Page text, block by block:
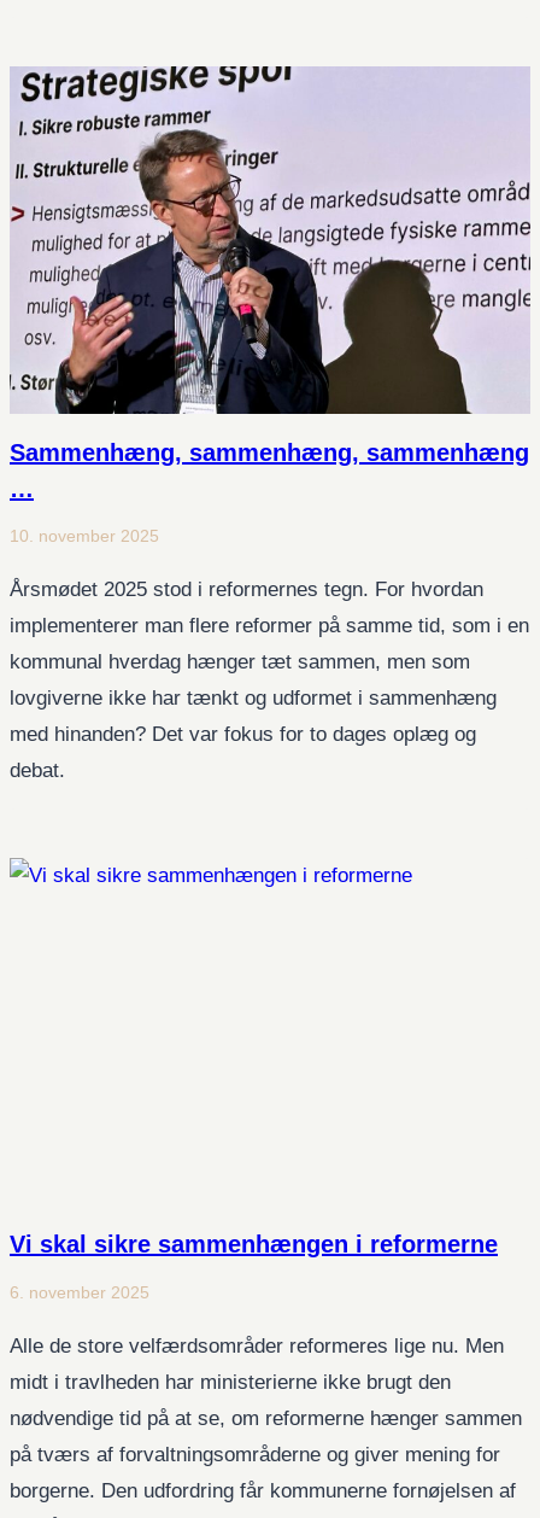
Sammenhæng, sammenhæng, sammenhæng
…
10. november 2025
Årsmødet 2025 stod i reformernes tegn. For hvordan
implementerer man flere reformer på samme tid, som i en
kommunal hverdag hænger tæt sammen, men som
lovgiverne ikke har tænkt og udformet i sammenhæng
med hinanden? Det var fokus for to dages oplæg og
debat.
Vi skal sikre sammenhængen i reformerne
6. november 2025
Alle de store velfærdsområder reformeres lige nu. Men
midt i travlheden har ministerierne ikke brugt den
nødvendige tid på at se, om reformerne hænger sammen
på tværs af forvaltningsområderne og giver mening for
borgerne. Den udfordring får kommunerne fornøjelsen af